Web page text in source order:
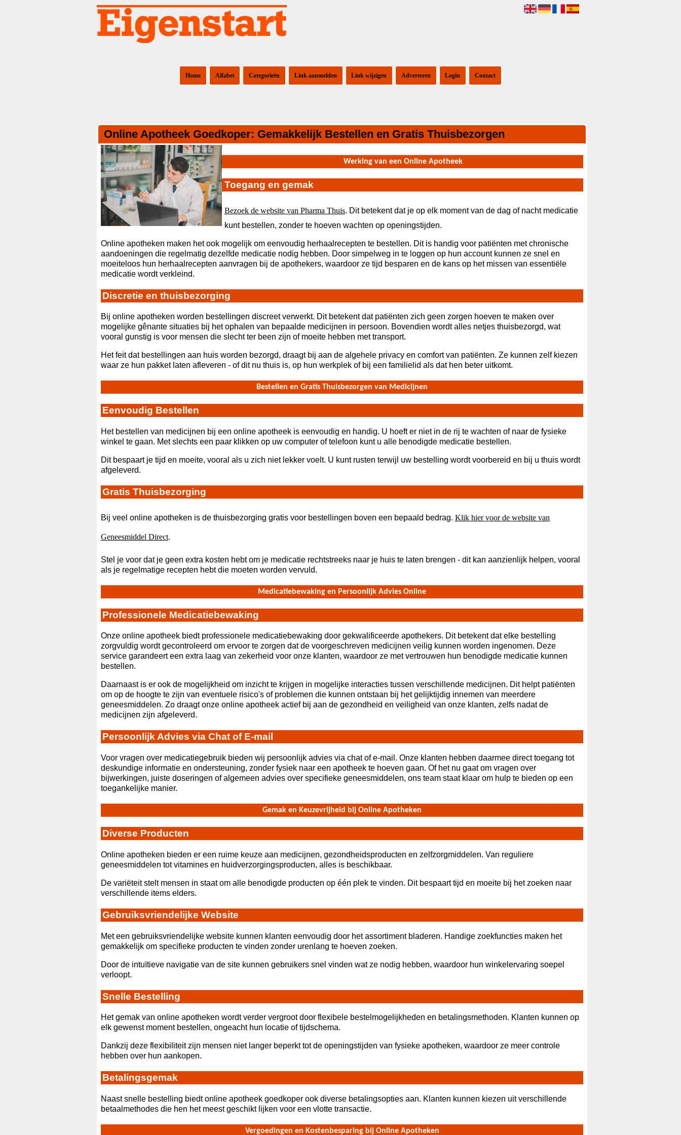
Home Alfabet Categorieën Link aanmelden Link wijzigen Adverteren Login Contact
Online Apotheek Goedkoper: Gemakkelijk Bestellen en Gratis Thuisbezorgen
Werking van een Online Apotheek
Toegang en gemak
Bezoek de website van Pharma Thuis. Dit betekent dat je op elk moment van de dag of nacht medicatie
kunt bestellen, zonder te hoeven wachten op openingstijden.
Online apotheken maken het ook mogelijk om eenvoudig herhaalrecepten te bestellen. Dit is handig voor patiënten met chronische
aandoeningen die regelmatig dezelfde medicatie nodig hebben. Door simpelweg in te loggen op hun account kunnen ze snel en
moeiteloos hun herhaalrecepten aanvragen bij de apothekers, waardoor ze tijd besparen en de kans op het missen van essentiële
medicatie wordt verkleind.
Discretie en thuisbezorging
Bij online apotheken worden bestellingen discreet verwerkt. Dit betekent dat patiënten zich geen zorgen hoeven te maken over
mogelijke gênante situaties bij het ophalen van bepaalde medicijnen in persoon. Bovendien wordt alles netjes thuisbezorgd, wat
vooral gunstig is voor mensen die slecht ter been zijn of moeite hebben met transport.
Het feit dat bestellingen aan huis worden bezorgd, draagt bij aan de algehele privacy en comfort van patiënten. Ze kunnen zelf kiezen
waar ze hun pakket laten afleveren - of dit nu thuis is, op hun werkplek of bij een familielid als dat hen beter uitkomt.
Bestellen en Gratis Thuisbezorgen van Medicijnen
Eenvoudig Bestellen
Het bestellen van medicijnen bij een online apotheek is eenvoudig en handig. U hoeft er niet in de rij te wachten of naar de fysieke
winkel te gaan. Met slechts een paar klikken op uw computer of telefoon kunt u alle benodigde medicatie bestellen.
Dit bespaart je tijd en moeite, vooral als u zich niet lekker voelt. U kunt rusten terwijl uw bestelling wordt voorbereid en bij u thuis wordt
afgeleverd.
Gratis Thuisbezorging
Bij veel online apotheken is de thuisbezorging gratis voor bestellingen boven een bepaald bedrag. Klik hier voor de website van
Geneesmiddel Direct.
Stel je voor dat je geen extra kosten hebt om je medicatie rechtstreeks naar je huis te laten brengen - dit kan aanzienlijk helpen, vooral
als je regelmatige recepten hebt die moeten worden vervuld.
Medicatiebewaking en Persoonlijk Advies Online
Professionele Medicatiebewaking
Onze online apotheek biedt professionele medicatiebewaking door gekwalificeerde apothekers. Dit betekent dat elke bestelling
zorgvuldig wordt gecontroleerd om ervoor te zorgen dat de voorgeschreven medicijnen veilig kunnen worden ingenomen. Deze
service garandeert een extra laag van zekerheid voor onze klanten, waardoor ze met vertrouwen hun benodigde medicatie kunnen
bestellen.
Daarnaast is er ook de mogelijkheid om inzicht te krijgen in mogelijke interacties tussen verschillende medicijnen. Dit helpt patiënten
om op de hoogte te zijn van eventuele risico's of problemen die kunnen ontstaan bij het gelijktijdig innemen van meerdere
geneesmiddelen. Zo draagt onze online apotheek actief bij aan de gezondheid en veiligheid van onze klanten, zelfs nadat de
medicijnen zijn afgeleverd.
Persoonlijk Advies via Chat of E-mail
Voor vragen over medicatiegebruik bieden wij persoonlijk advies via chat of e-mail. Onze klanten hebben daarmee direct toegang tot
deskundige informatie en ondersteuning, zonder fysiek naar een apotheek te hoeven gaan. Of het nu gaat om vragen over
bijwerkingen, juiste doseringen of algemeen advies over specifieke geneesmiddelen, ons team staat klaar om hulp te bieden op een
toegankelijke manier.
Gemak en Keuzevrijheid bij Online Apotheken
Diverse Producten
Online apotheken bieden er een ruime keuze aan medicijnen, gezondheidsproducten en zelfzorgmiddelen. Van reguliere
geneesmiddelen tot vitamines en huidverzorgingsproducten, alles is beschikbaar.
De variëteit stelt mensen in staat om alle benodigde producten op één plek te vinden. Dit bespaart tijd en moeite bij het zoeken naar
verschillende items elders.
Gebruiksvriendelijke Website
Met een gebruiksvriendelijke website kunnen klanten eenvoudig door het assortiment bladeren. Handige zoekfuncties maken het
gemakkelijk om specifieke producten te vinden zonder urenlang te hoeven zoeken.
Door de intuïtieve navigatie van de site kunnen gebruikers snel vinden wat ze nodig hebben, waardoor hun winkelervaring soepel
verloopt.
Snelle Bestelling
Het gemak van online apotheken wordt verder vergroot door flexibele bestelmogelijkheden en betalingsmethoden. Klanten kunnen op
elk gewenst moment bestellen, ongeacht hun locatie of tijdschema.
Dankzij deze flexibiliteit zijn mensen niet langer beperkt tot de openingstijden van fysieke apotheken, waardoor ze meer controle
hebben over hun aankopen.
Betalingsgemak
Naast snelle bestelling biedt online apotheek goedkoper ook diverse betalingsopties aan. Klanten kunnen kiezen uit verschillende
betaalmethodes die hen het meest geschikt lijken voor een vlotte transactie.
Vergoedingen en Kostenbesparing bij Online Apotheken